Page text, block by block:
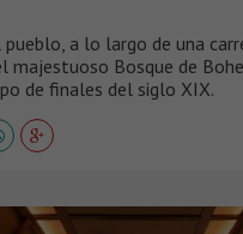
a lo largo de una
majestuoso Bosque de
de finales del siglo XIX.